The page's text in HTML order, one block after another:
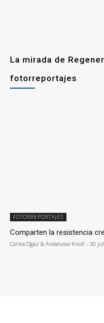
La mirada de
fotorreportajes
FOTORREPORTAJES
Comparten la resistencia
Carlos Ogaz & Andalusia Knoll - 30